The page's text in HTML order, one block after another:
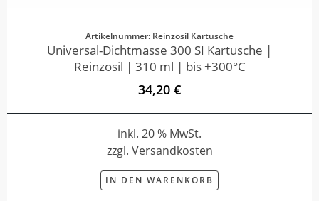
Artikelnummer: Reinzosil Kartusche
Universal-Dichtmasse 300 SI Kartusche |
Reinzosil | 310 ml | bis +300°C
34,20 €
inkl. 20 % MwSt.
zzgl. Versandkosten
IN DEN WARENKORB